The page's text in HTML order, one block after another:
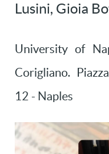
Lusini, Gioia
University of
Corigliano.
12 - Naples